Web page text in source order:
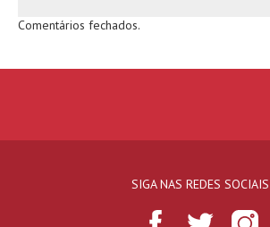
Comentários fechados.
SIGA NAS REDES SOCIAIS